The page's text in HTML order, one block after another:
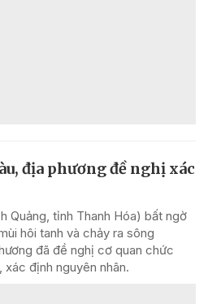
địa phương đề nghị xác
Quảng, tỉnh Thanh Hóa) bất ngờ
hôi tanh và chảy ra sông
đã đề nghị cơ quan chức
định nguyên nhân.